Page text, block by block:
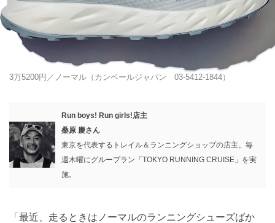
3万5200円／ノーマル（カンペールジャパン 03-5412-1844）
Run boys! Run girls!店主
桑原 慶さん
東京を代表するトレイル＆ランニングショップの店主。毎
週木曜にグループラン「TOKYO RUNNING CRUISE」を実
施。
「最近、走るときはノーマルのランニングシューズばか